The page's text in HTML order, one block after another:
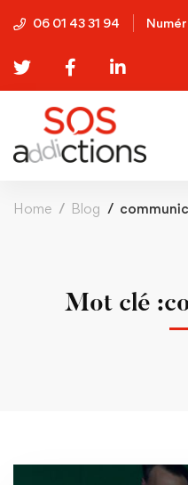
06 01 43 31 94
Home Blog
Mot clé